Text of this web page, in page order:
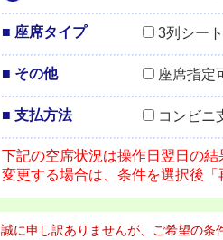
■ 座席タイプ 3列シート
■ その他 座席指定
■ 支払方法 コンビニ
下記の空席状況は操作日翌日の結
変更する場合は、条件を選択後「
誠に申し訳ありませんが、ご希望の条